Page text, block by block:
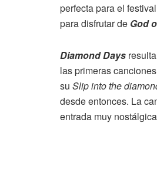
perfecta para el
para disfrutar de God
Diamond Days
las primeras
su Slip into the
desde entonces. La
entrada muy